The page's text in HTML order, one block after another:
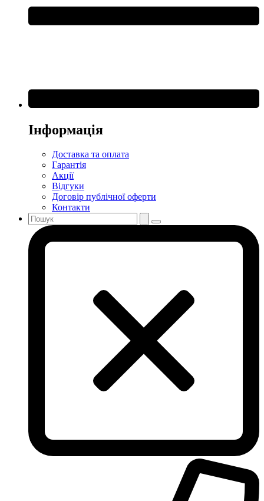
Інформація
Доставка та оплата
Гарантія
Акції
Відгуки
Договір публічної оферти
Контакти